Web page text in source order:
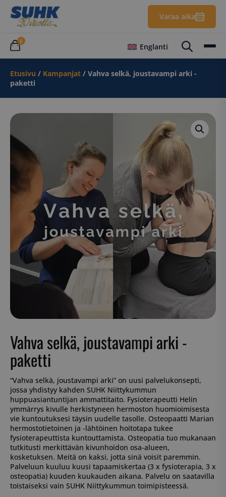
Varaa aika
0
Englanti
Etusivu / Kampanjat / Vahva selkä, joustavampi arki -
paketti
Vahva selkä, joustavampi arki -
paketti
“Vahva selkä, joustavampi arki” on uusi palvelukonsepti,
jossa yhdistyy kahden SUHK Niittykummun
huppuasiantuntijan ammattitaito. Fysioterapeutti Helin
ymmärrys kivulle herkistyneen hermoston huomioimisesta
vie kuntoutuksesi täysin uudelle tasolle. Osteopaatti Marian
hermostotietoinen ja -lähtöinen hoitotapa tukee
fysioterapeuttista kuntouttamista. Osteopatia tuo mukanaan
tutkitusti merkittävän kivunhoidon osa-alueen,
kosketuksen. Meitä on kaksi, jotta sinä voisit paremmin.
Palveluun kuuluu kuusi tapaamiskertaa (3 x fysioterapia, 3 x
osteopatia) kuuden kuukauden aikana. Palvelu on saatavilla
toistaiseksi vain SUHK Niittykummun toimipisteessä.